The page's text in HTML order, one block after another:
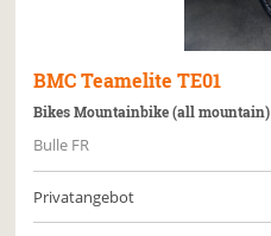
BMC Teamelite TE01
Bikes Mountainbike (all mountain)
Bulle FR
Privatangebot